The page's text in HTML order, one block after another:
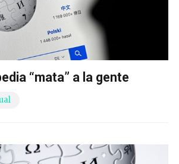
“mata” a la gente